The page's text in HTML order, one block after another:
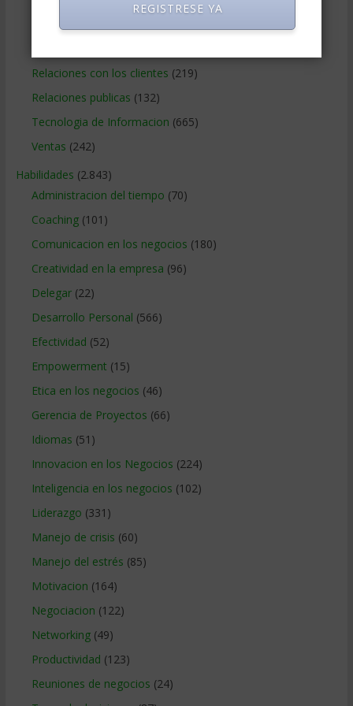
Publicidad
Relaciones con los clientes (219)
Relaciones publicas (132)
Tecnologia de Informacion (665)
Ventas (242)
Habilidades (2.843)
Administracion del tiempo (70)
Coaching(101)
Comunicacion en los negocios (180)
Creatividad en la empresa (96)
Delegar(22)
Desarrollo Personal (566)
Efectividad (52)
Empowerment (15)
Etica en los negocios (46)
Gerencia de Proyectos (66)
Idiomas (51)
Innovacion en los Negocios (224)
Inteligencia en los negocios (102)
Liderazgo (331)
Manejo de crisis (60)
Manejo del estrés (85)
Motivacion (164)
Negociacion (122)
Networking(49)
Productividad (123)
Reuniones de negocios (24)
REGISTRESE YA